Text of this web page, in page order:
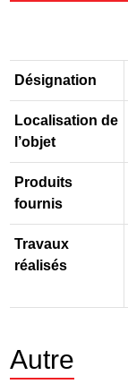
Désignation
Localisation de
l’objet
Produits
fournis
Travaux
réalisés
Autre